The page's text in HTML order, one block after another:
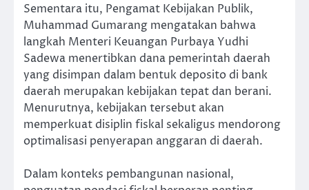
Sementara itu, Pengamat Kebijakan Publik,
Muhammad Gumarang mengatakan bahwa
langkah Menteri Keuangan Purbaya Yudhi
Sadewa menertibkan dana pemerintah daerah
yang disimpan dalam bentuk deposito di bank
daerah merupakan kebijakan tepat dan berani.
Menurutnya, kebijakan tersebut akan
memperkuat disiplin fiskal sekaligus mendorong
optimalisasi penyerapan anggaran di daerah.
Dalam konteks pembangunan nasional,